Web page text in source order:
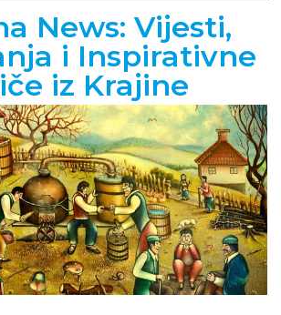
News: Vijesti,
i Inspirativne
iz Krajine